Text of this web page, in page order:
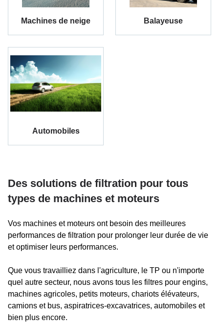
Machines de neige Balayeuse
Automobiles
Des solutions de filtration pour tous
types de machines et moteurs
Vos machines et moteurs ont besoin des meilleures
performances de filtration pour prolonger leur durée de vie
et optimiser leurs performances.
Que vous travailliez dans l'agriculture, le TP ou n'importe
quel autre secteur, nous avons tous les filtres pour engins,
machines agricoles, petits moteurs, chariots élévateurs,
camions et bus, aspiratrices-excavatrices, automobiles et
bien plus encore.